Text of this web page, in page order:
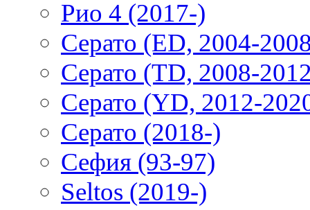
Рио 4 (2017-)
Серато (ED, 2004-
Серато (TD, 2008-
Серато (YD, 2012-
Серато (2018-)
Сефия (93-97)
Seltos (2019-)